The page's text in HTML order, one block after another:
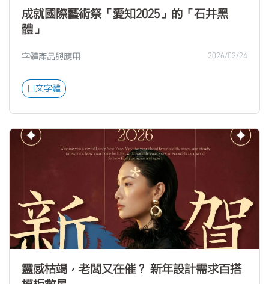
成就國際藝術祭「愛知2025」的「石井黑
體」
字體產品與應用 2026/02/24
日文字體
靈感枯竭，老闆又在催？ 新年設計需求百搭